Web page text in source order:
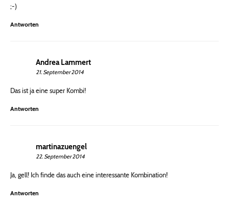
;-)
Antworten
Andrea Lammert
21. September 2014
Das ist ja eine super Kombi!
Antworten
martinazuengel
22. September 2014
Ja, gell! Ich finde das auch eine interessante Kombination!
Antworten